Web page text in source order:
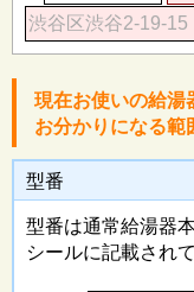
現在お使いの給湯
お分かりになる
型番
型番は通常給湯器
シールに記載され